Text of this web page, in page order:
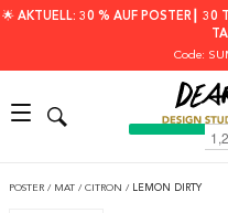
🌟 AKTUELL: 30 % AUF POSTER┃ 30
Code:
POSTER / MAT / CITRON / LEMON DIRTY